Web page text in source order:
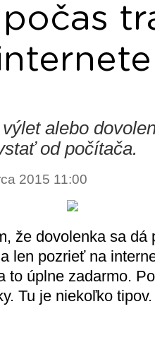
alebo
od počítača.
2015 11:00
že dovolenka sa
len pozrieť na
to úplne zadarmo.
Tu je niekoľko tipov.